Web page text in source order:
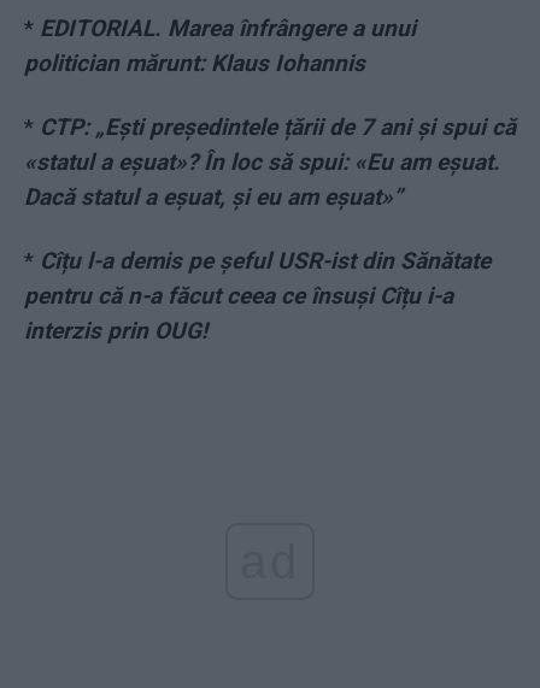
* EDITORIAL. Marea înfrângere a unui
politician mărunt: Klaus Iohannis
* CTP: „Ești președintele țării de 7 ani și spui că
«statul a eșuat»? În loc să spui: «Eu am eșuat.
Dacă statul a eșuat, și eu am eșuat»”
* Cîțu l-a demis pe șeful USR-ist din Sănătate
pentru că n-a făcut ceea ce însuși Cîțu i-a
interzis prin OUG!